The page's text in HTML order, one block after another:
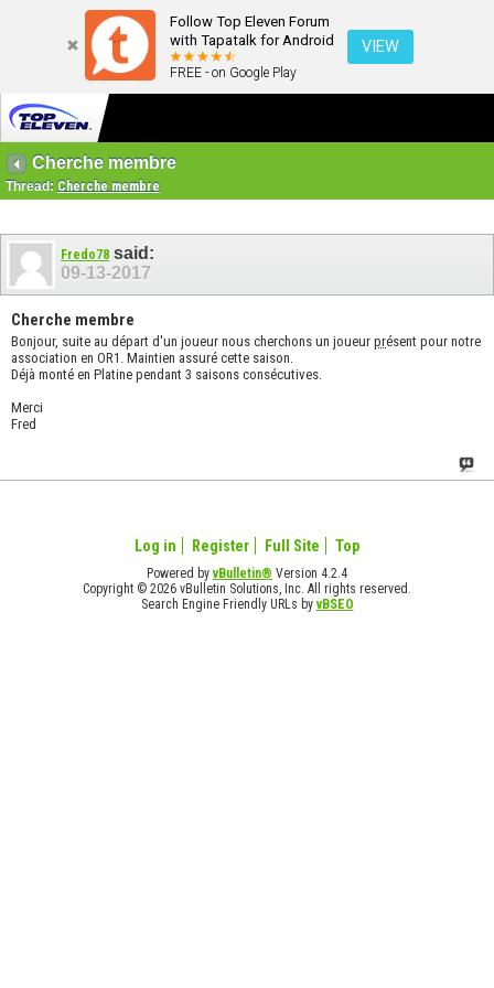
Follow Top Eleven Forum
with Tapatalk for Android
FREE - on Google Play
VIEW
Cherche membre
Thread: Cherche membre
Fredo78 said:
09-13-2017
Cherche membre
Bonjour, suite au départ d'un joueur nous cherchons un joueur présent pour notre
association en OR1. Maintien assuré cette saison.
Déjà monté en Platine pendant 3 saisons consécutives.
Merci
Fred
Log in Register Full Site Top
Powered byvBulletin® Version 4.2.4
Copyright © 2026 vBulletin Solutions, Inc. All rights reserved.
Search Engine Friendly URLs byvBSEO